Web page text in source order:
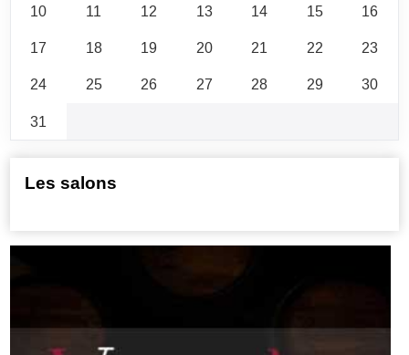
10
11 12 13 14 15
16
17
18 19 20 21 22
23
24
25 26 27 28 29
30
31
Les salons